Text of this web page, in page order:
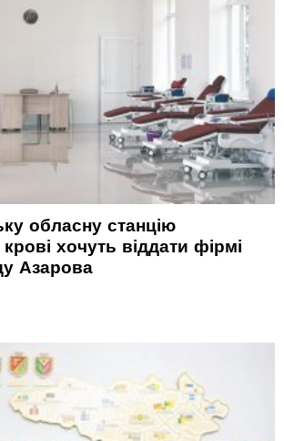
обласну станцію
хочуть віддати фірмі
Азарова